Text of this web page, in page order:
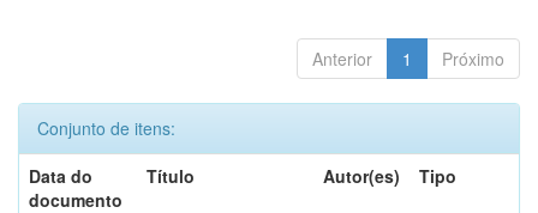
Anterior 1 Próximo
Conjunto de itens:
Data do
documento
Título Autor(es) Tipo